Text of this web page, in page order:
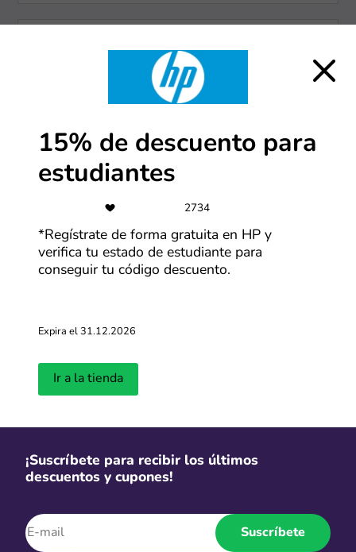
-30%
Ofertas Alibaba de hasta 30% OFF
Gratis
Más cupones de Electrolux
Regístrate y obtén un cupón de 5%
Más cupones de HP
S/2
Personaliza tus productos desde
15% de descuento para
estudiantes
2734
*Regístrate de forma gratuita en HP y
verifica tu estado de estudiante para
conseguir tu código descuento.
Expira el 31.12.2026
Ir a la tienda
¡Suscríbete para recibir los últimos
descuentos y cupones!
Suscríbete